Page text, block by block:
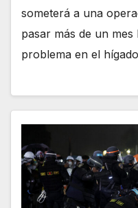
someterá a una
pasar más de un
problema en el